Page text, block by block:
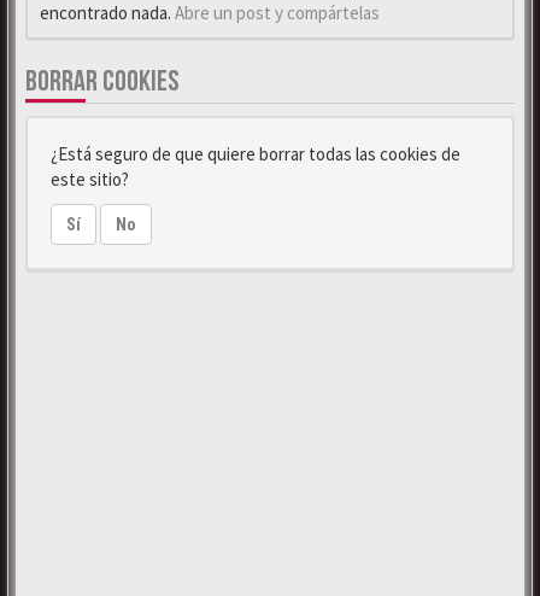
encontrado nada. Abre un post y compártelas
BORRAR COOKIES
¿Está seguro de que quiere borrar todas las cookies de
este sitio?
Sí No